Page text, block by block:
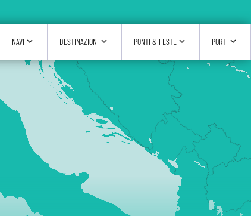
NAVI expand_more DESTINAZIONI expand_more PONTI & FESTE expand_more PORTI expand_more